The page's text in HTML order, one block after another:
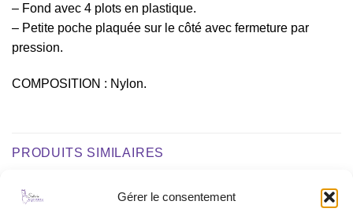
Gérer le consentement
– Fond avec 4 plots en plastique.
– Petite poche plaquée sur le côté avec fermeture par
pression.
COMPOSITION : Nylon.
PRODUITS SIMILAIRES